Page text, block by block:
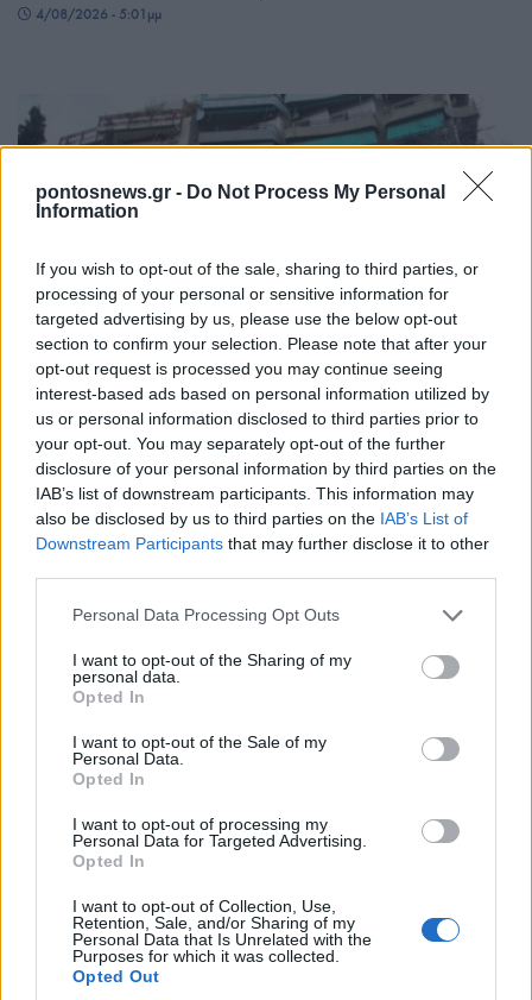
pontosnews.gr - Do Not Process My Personal
Information
If you wish to opt-out of the sale, sharing to third parties, or
processing of your personal or sensitive information for
targeted advertising by us, please use the below opt-out
section to confirm your selection. Please note that after your
opt-out request is processed you may continue seeing
interest-based ads based on personal information utilized by
us or personal information disclosed to third parties prior to
your opt-out. You may separately opt-out of the further
disclosure of your personal information by third parties on the
IAB’s list of downstream participants. This information may
also be disclosed by us to third parties on the IAB’s List of
Downstream Participants that may further disclose it to other
Please note that this website/app uses one or more Google
not limited to your visit or usage behaviour. You may click to
grant or deny consent to Google and its third-party tags to
use your data for below specified purposes in below Google
consent section.
Personal Data Processing Opt Outs
I want to opt-out of the Sharing of my
personal data.
Opted In
I want to opt-out of the Sale of my
Personal Data.
Opted In
I want to opt-out of processing my
Personal Data for Targeted Advertising.
Opted In
I want to opt-out of Collection, Use,
Retention, Sale, and/or Sharing of my
Personal Data that Is Unrelated with the
Purposes for which it was collected.
Opted Out
4/08/2026 - 5:01μμ
ΟΙΚΟΝΟΜΙΑ
Στα σκαριά δομικές αλλαγές στον ΕΝΦΙΑ – Πώς
θα υπολογίζεται από το 2027
4/08/2026 - 2:33μμ
ΟΙΚΟΝΟΜΙΑ
Πόθεν Έσχες: Άνοιξε η πλατφόρμα – Έως πότε
μπορείτε να κάνετε δήλωση
3/08/2026 - 11:56πμ